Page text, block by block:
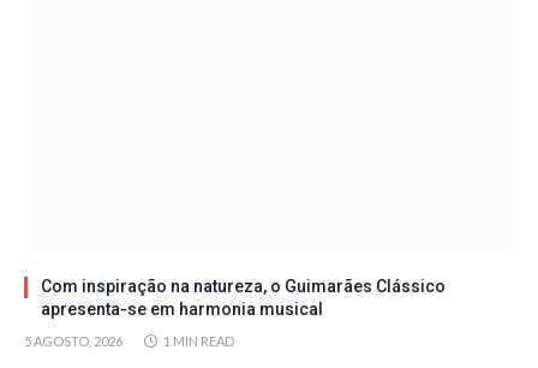
Com inspiração na natureza, o Guimarães Clássico
apresenta-se em harmonia musical
5 AGOSTO, 2026 1 MIN READ